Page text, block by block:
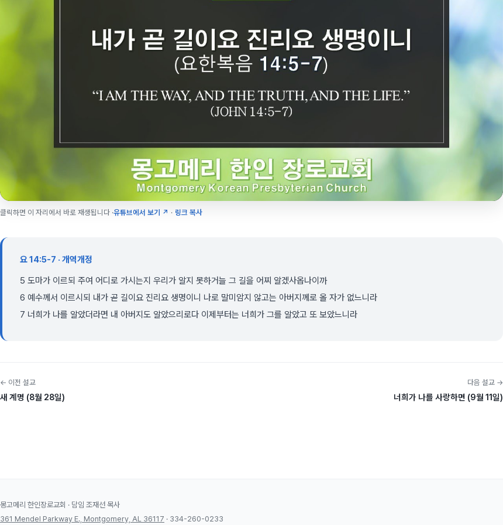
클릭하면 이 자리에서 바로 재생됩니다 ·유튜브에서 보기 ↗ · 링크 복사
요 14:5-7 · 개역개정
5 도마가 이르되 주여 어디로 가시는지 우리가 알지 못하거늘 그 길을 어찌 알겠사옵나이까
6 예수께서 이르시되 내가 곧 길이요 진리요 생명이니 나로 말미암지 않고는 아버지께로 올 자가 없느니라
7 너희가 나를 알았더라면 내 아버지도 알았으리로다 이제부터는 너희가 그를 알았고 또 보았느니라
← 이전 설교
새 계명 (8월 28일)
다음 설교 →
너희가 나를 사랑하면 (9월 11일)
몽고메리 한인장로교회 · 담임 조재선 목사
361 Mendel Parkway E., Montgomery, AL 36117 · 334-260-0233